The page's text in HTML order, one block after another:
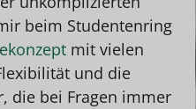
beim Studentenring
mit vielen
und die
die bei Fragen immer